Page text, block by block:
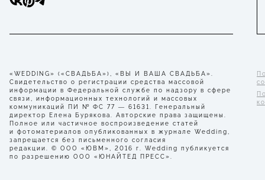
«WEDDING» («СВАДЬБА»), «ВЫ И ВАША СВАДЬБА».
Свидетельство о регистрации средства массовой
информации в Федеральной службе по надзору в сфере
связи, информационных технологий и массовых
коммуникаций ПИ № ФС 77 — 61631. Генеральный
директор Елена Бурякова. Авторские права защищены.
Полное или частичное воспроизведение статей
и фотоматериалов опубликованных в журнале Wedding,
запрещается без письменного согласия
редакции. © ООО «ЮВМ», 2016 г. Wedding публикуется
по разрешению ООО «ЮНАЙТЕД ПРЕСС».